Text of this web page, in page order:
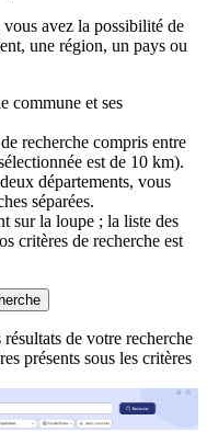
avez la possibilité de
une région, un pays ou
commune et ses
recherche compris entre
est de 10 km).
départements, vous
séparées.
sur la loupe ; la liste des
critères de recherche est
de votre recherche
présents sous les critères